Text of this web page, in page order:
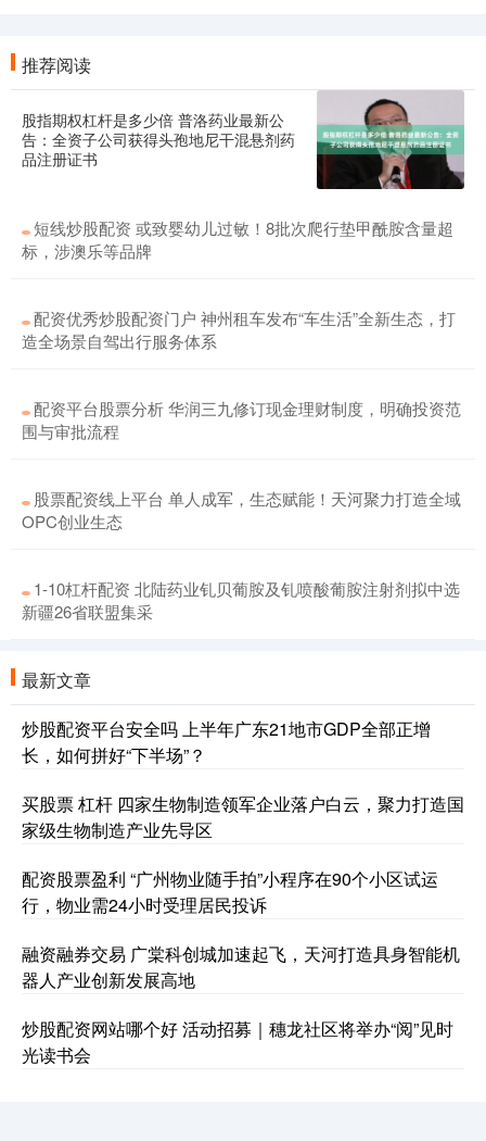
推荐阅读
股指期权杠杆是多少倍 普洛药业最新公
告：全资子公司获得头孢地尼干混悬剂药
品注册证书
短线炒股配资 或致婴幼儿过敏！8批次爬行垫甲酰胺含量超
标，涉澳乐等品牌
配资优秀炒股配资门户 神州租车发布“车生活”全新生态，打
造全场景自驾出行服务体系
配资平台股票分析 华润三九修订现金理财制度，明确投资范
围与审批流程
股票配资线上平台 单人成军，生态赋能！天河聚力打造全域
OPC创业生态
1-10杠杆配资 北陆药业钆贝葡胺及钆喷酸葡胺注射剂拟中选
新疆26省联盟集采
最新文章
炒股配资平台安全吗 上半年广东21地市GDP全部正增
长，如何拼好“下半场”？
买股票 杠杆 四家生物制造领军企业落户白云，聚力打造国
家级生物制造产业先导区
配资股票盈利 “广州物业随手拍”小程序在90个小区试运
行，物业需24小时受理居民投诉
融资融券交易 广棠科创城加速起飞，天河打造具身智能机
器人产业创新发展高地
炒股配资网站哪个好 活动招募｜穗龙社区将举办“阅”见时
光读书会